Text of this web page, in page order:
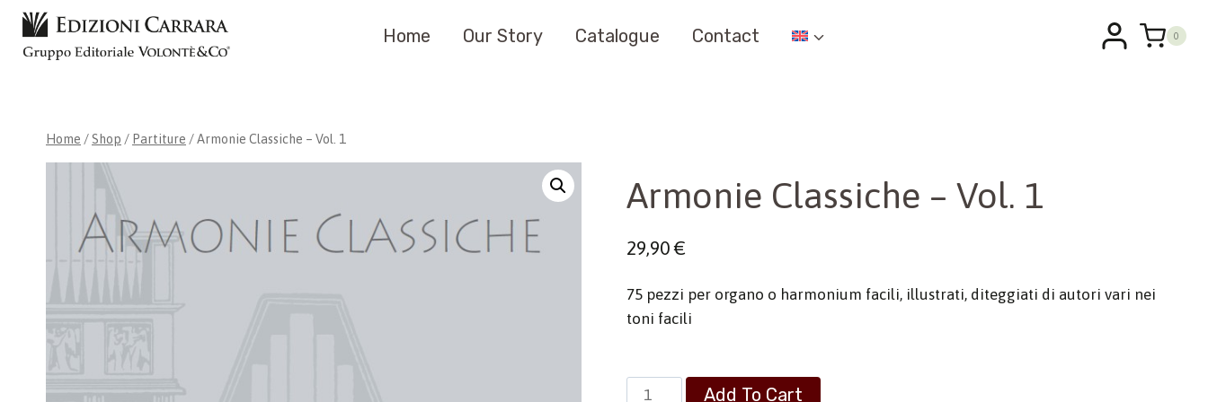
Skip
content
Home Our Story Catalogue Contact 0
Home / Shop / Partiture /Armonie Classiche – Vol. 1
Armonie Classiche – Vol. 1
29,90€
75 pezzi per organo o harmonium facili, illustrati, diteggiati di autori vari nei
toni facili
Armonie
Add To Cart